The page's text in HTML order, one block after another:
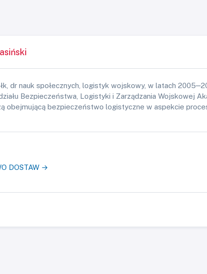
dr nauk społecznych, logistyk wojskowy, w latach
Bezpieczeństwa, Logistyki i Zarządzania Wojskowej
obejmującą bezpieczeństwo logistyczne w aspekcie
DOSTAW →